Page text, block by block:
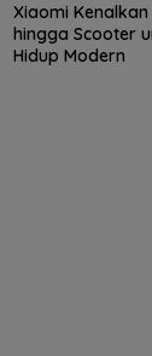
Xiaomi
hingga Scooter
Hidup Modern